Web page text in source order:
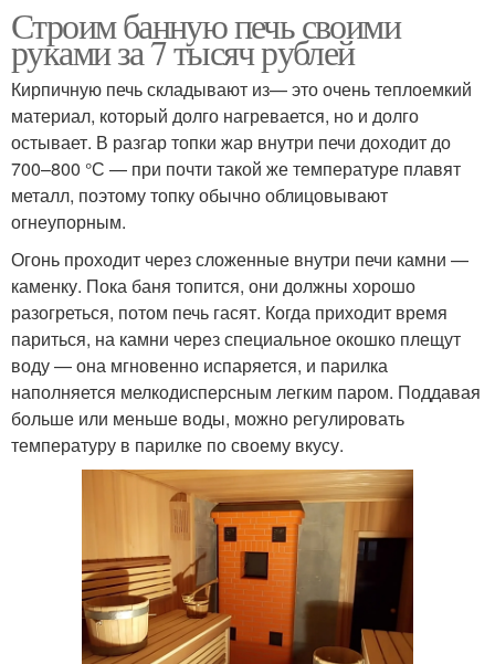
Строим банную печь своими
руками за 7 тысяч рублей
Кирпичную печь складывают из— это очень теплоемкий
материал, который долго нагревается, но и долго
остывает. В разгар топки жар внутри печи доходит до
700–800 °С — при почти такой же температуре плавят
металл, поэтому топку обычно облицовывают
огнеупорным.
Огонь проходит через сложенные внутри печи камни —
каменку. Пока баня топится, они должны хорошо
разогреться, потом печь гасят. Когда приходит время
париться, на камни через специальное окошко плещут
воду — она мгновенно испаряется, и парилка
наполняется мелкодисперсным легким паром. Поддавая
больше или меньше воды, можно регулировать
температуру в парилке по своему вкусу.